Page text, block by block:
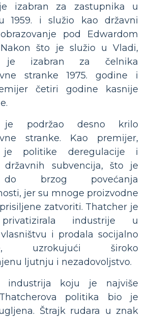
izabran za zastupnika u
1959. i služio kao državni
pod Edwardom
što je služio u Vladi,
je izabran za čelnika
stranke 1975. godine i
četiri godine kasnije
je podržao desno krilo
stranke. Kao premijer,
je politike deregulacije i
državnih subvencija, što je
brzog povećanja
jer su mnoge proizvodne
zatvoriti. Thatcher je
industrije u
i prodala socijalno
uzrokujući široko
ljutnju i nezadovoljstvo.
industrija koju je najviše
politika bio je
Štrajk rudara u znak